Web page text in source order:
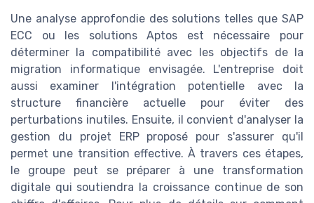
Une analyse approfondie des solutions telles que SAP
ECC ou les solutions Aptos est nécessaire pour
déterminer la compatibilité avec les objectifs de la
migration informatique envisagée. L'entreprise doit
aussi examiner l'intégration potentielle avec la
structure financière actuelle pour éviter des
perturbations inutiles. Ensuite, il convient d'analyser la
gestion du projet ERP proposé pour s'assurer qu'il
permet une transition effective. À travers ces étapes,
le groupe peut se préparer à une transformation
digitale qui soutiendra la croissance continue de son